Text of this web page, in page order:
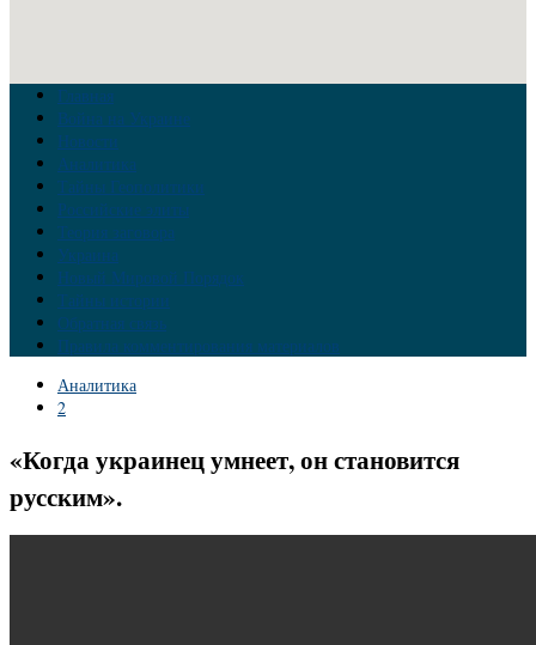
Главная
Война на Украине
Новости
Аналитика
Тайны Геополитики
Российские элиты
Теория заговора
Украина
Новый Мировой Порядок
Тайны истории
Обратная связь
Правила комментирования материалов
Аналитика
2
«Когда украинец умнеет, он становится
русским».